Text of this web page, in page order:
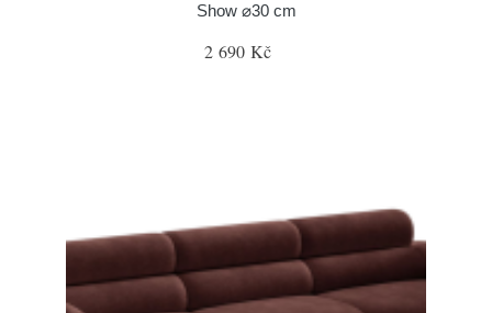
Show ⌀30 cm
2 690 Kč